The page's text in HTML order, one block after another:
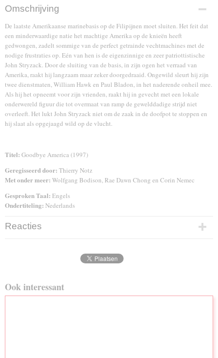
EAN code
8714025505960
Omschrijving
De laatste Amerikaanse marinebasis op de Filipijnen moet sluiten. Het feit dat
een minderwaardige natie het machtige Amerika op de knieën heeft
gedwongen, zadelt sommige van de perfect getrainde vechtmachines met de
nodige frustraties op. Eén van hen is de eigenzinnige en zeer patriottistische
John Stryzack. Door de sluiting van de basis, in zijn ogen het verraad van
Amerika, raakt hij langzaam maar zeker doorgedraaid. Ongewild sleurt hij zijn
twee dienstmaten, William Hawk en Paul Bladon, in het naderende onheil mee.
Als hij het opneemt voor zijn vrienden, raakt hij in gevecht met een lokale
onderwereld figuur die tot overmaat van ramp de gewelddadige strijd niet
overleeft. Het lukt John Stryzack niet om de zaak in de doofpot te stoppen en
hij slaat als opgejaagd wild op de vlucht.
Titel: Goodbye America (1997)
Geregisseerd door: Thierry Notz
Met onder meer: Wolfgang Bodison, Rae Dawn Chong en Corin Nemec
Gesproken Taal: Engels
Ondertiteling: Nederlands
Reacties
Ook interessant